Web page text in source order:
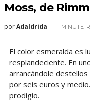
Moss, de
porAdaldrida 1 MINUTE
El color esmeralda es
resplandeciente. En
arrancándole
por seis euros y
prodigio.